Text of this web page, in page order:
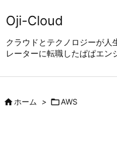
Oji-Cloud
クラウドとテクノロジーが
レーターに転職したぱぱエン
ホーム > AWS